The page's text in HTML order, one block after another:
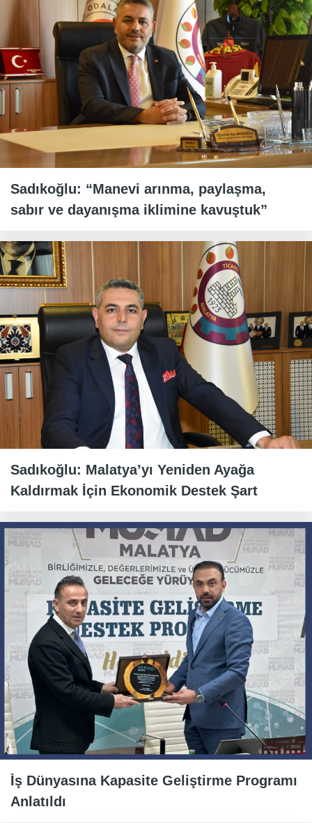
Sadıkoğlu: “Manevi arınma, paylaşma,
sabır ve dayanışma iklimine kavuştuk”
Sadıkoğlu: Malatya’yı Yeniden Ayağa
Kaldırmak İçin Ekonomik Destek Şart
İş Dünyasına Kapasite Geliştirme Programı
Anlatıldı